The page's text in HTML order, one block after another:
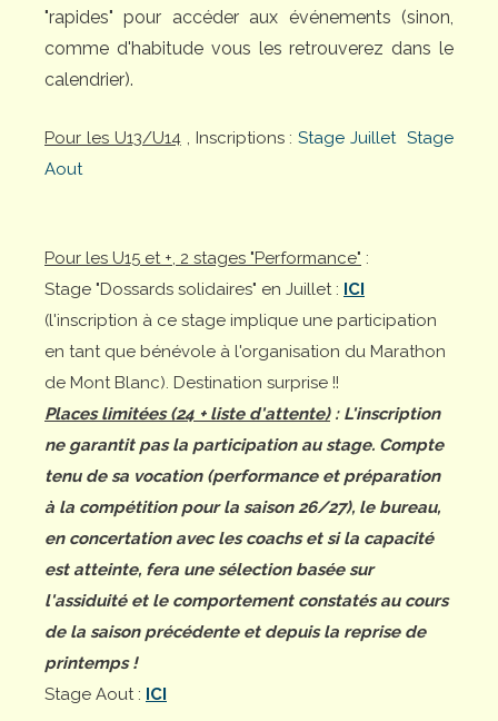
"rapides" pour accéder aux événements (sinon,
comme d'habitude vous les retrouverez dans le
calendrier).
Pour les U13/U14, Inscriptions :Stage Juillet Stage
Aout
Pour les U15 et +, 2 stages "Performance" :
Stage "Dossards solidaires" en Juillet : ICI
(l'inscription à ce stage implique une participation
en tant que bénévole à l'organisation du Marathon
de Mont Blanc). Destination surprise !!
Places limitées (24 + liste d'attente): L'inscription
ne garantit pas la participation au stage. Compte
tenu de sa vocation (performance et préparation
à la compétition pour la saison 26/27), le bureau,
en concertation avec les coachs et si la capacité
est atteinte, fera une sélection basée sur
l'assiduité et le comportement constatés au cours
de la saison précédente et depuis la reprise de
printemps !
Stage Aout : ICI